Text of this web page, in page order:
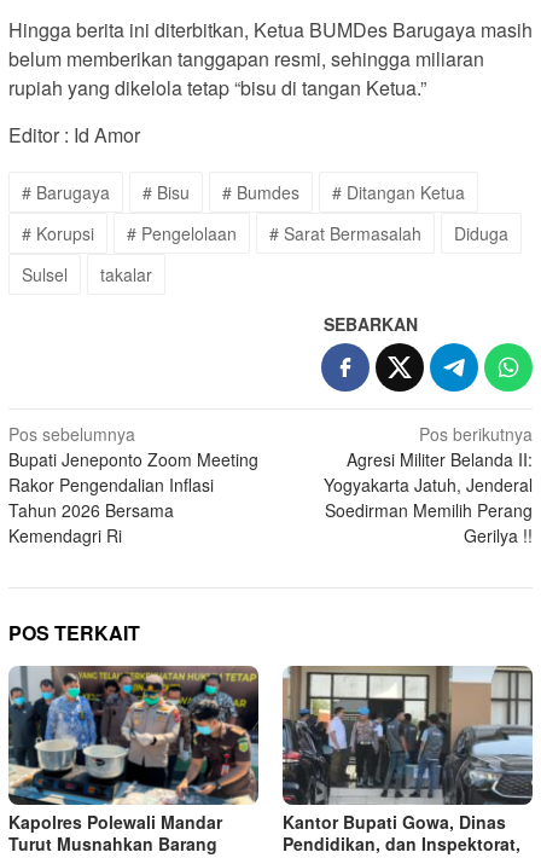
Hingga berita ini diterbitkan, Ketua BUMDes Barugaya masih
belum memberikan tanggapan resmi, sehingga miliaran
rupiah yang dikelola tetap “bisu di tangan Ketua.”
Editor : Id Amor
# Barugaya # Bisu # Bumdes
# Ditangan Ketua
# Korupsi
# Pengelolaan # Sarat Bermasalah
Diduga
Sulsel
takalar
SEBARKAN
Navigasi
pos
Pos sebelumnya
Bupati Jeneponto Zoom Meeting
Rakor Pengendalian Inflasi
Tahun 2026 Bersama
Kemendagri Ri
Pos berikutnya
Agresi Militer Belanda II:
Yogyakarta Jatuh, Jenderal
Soedirman Memilih Perang
Gerilya !!
POS TERKAIT
Kapolres Polewali Mandar
Turut Musnahkan Barang
Kantor Bupati Gowa, Dinas
Pendidikan, dan Inspektorat,